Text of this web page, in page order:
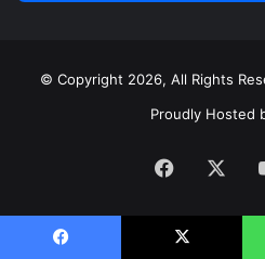
© Copyright 2026, All Rights
Proudly Hosted
Facebook